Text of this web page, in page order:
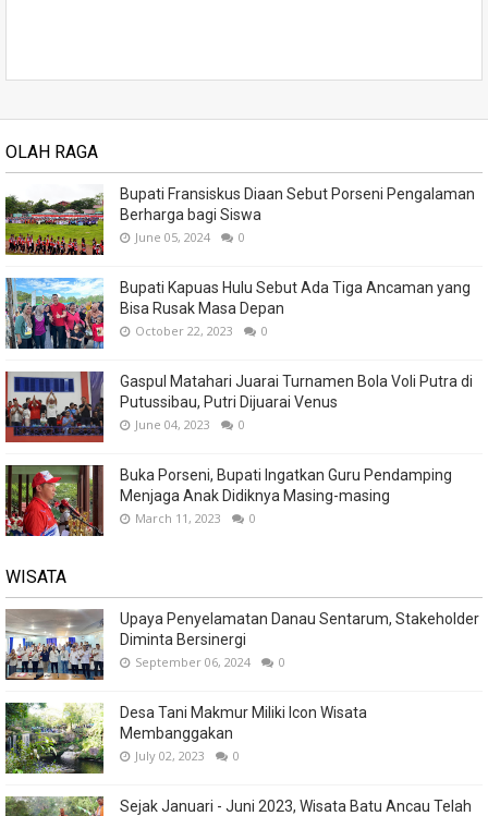
OLAH RAGA
Bupati Fransiskus Diaan Sebut Porseni Pengalaman
Berharga bagi Siswa
June 05, 2024 0
Bupati Kapuas Hulu Sebut Ada Tiga Ancaman yang
Bisa Rusak Masa Depan
October 22, 2023 0
Gaspul Matahari Juarai Turnamen Bola Voli Putra di
Putussibau, Putri Dijuarai Venus
June 04, 2023 0
Buka Porseni, Bupati Ingatkan Guru Pendamping
Menjaga Anak Didiknya Masing-masing
March 11, 2023 0
WISATA
Upaya Penyelamatan Danau Sentarum, Stakeholder
Diminta Bersinergi
September 06, 2024 0
Desa Tani Makmur Miliki Icon Wisata
Membanggakan
July 02, 2023 0
Sejak Januari - Juni 2023, Wisata Batu Ancau Telah